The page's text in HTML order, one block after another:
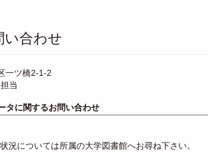
い合わせ
一ツ橋2-1-2
当
タに関するお問い合わせ
況については所属の大学図書館へお尋ね下さい。